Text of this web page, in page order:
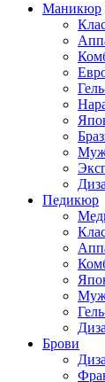
Маникюр
Педикюр
Брови